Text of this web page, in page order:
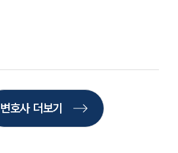
법률서식
뉴스레터/브로슈어
세미나
변호사 더보기